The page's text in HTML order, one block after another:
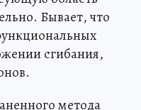
Бывает, что
сгибания,
метода